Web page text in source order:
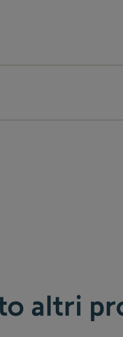
altri